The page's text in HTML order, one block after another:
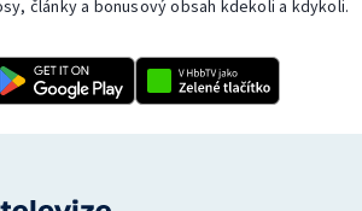
články a bonusový obsah kdekoli a kdykoli.